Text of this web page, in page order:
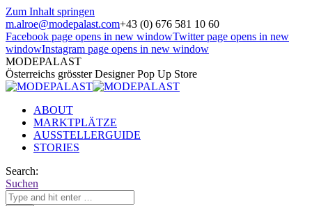
Zum Inhalt springen
m.alroe@modepalast.com+43 (0) 676 581 10 60
Facebook page opens in new windowTwitter page opens in new
windowInstagram page opens in new window
MODEPALAST
Österreichs grösster Designer Pop Up Store
ABOUT
MARKTPLÄTZE
AUSSTELLERGUIDE
STORIES
Search:
Suchen